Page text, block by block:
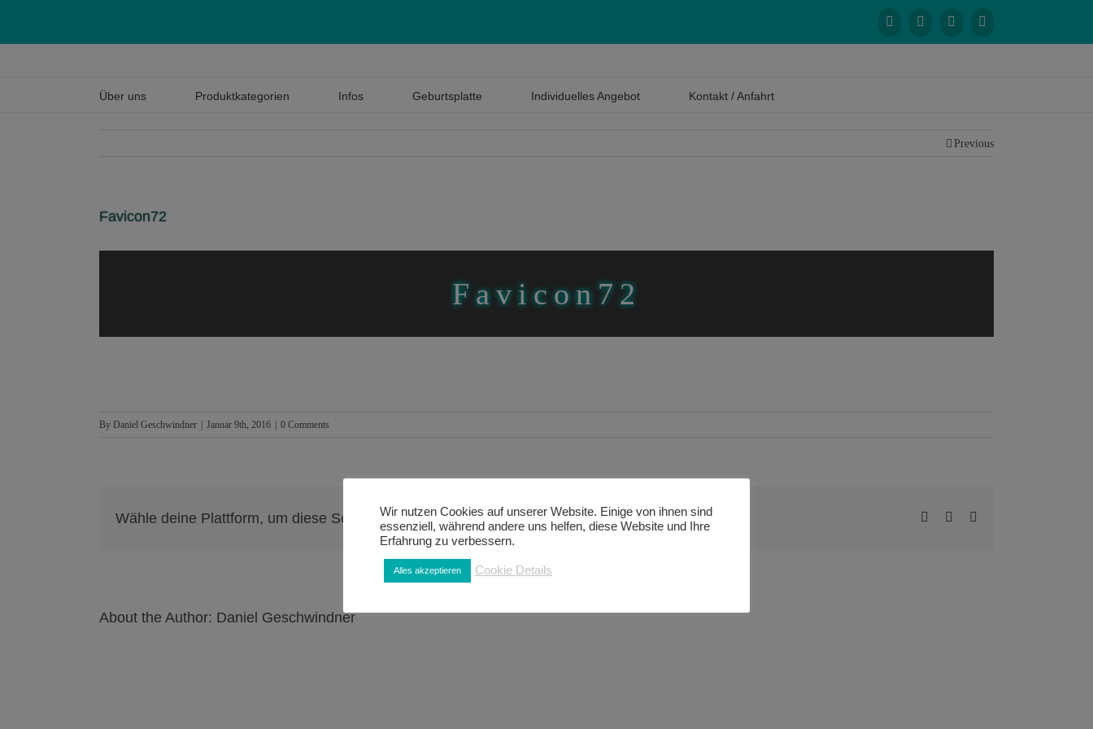
Über uns Produktkategorien Infos Geburtsplatte Individuelles Angebot Kontakt / Anfahrt
Previous
Favicon72
Favicon72
By Daniel Geschwindner Januar 9th, 2016 0 Comments
Wähle deine Plattform, um diese Seite zu teilen.
About the Author: Daniel Geschwindner
Wir nutzen Cookies auf unserer Website. Einige von ihnen sind
essenziell, während andere uns helfen, diese Website und Ihre
Erfahrung zu verbessern.
Alles akzeptieren Cookie Details